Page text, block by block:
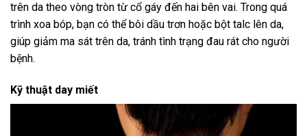
trên da theo vòng tròn từ cổ gáy đến hai bên vai. Trong quá
trình xoa bóp, bạn có thể bôi dầu trơn hoặc bột talc lên da,
giúp giảm ma sát trên da, tránh tình trạng đau rát cho người
bệnh.
Kỹ thuật day miết